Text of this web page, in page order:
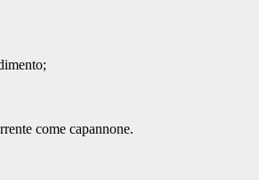
come capannone.